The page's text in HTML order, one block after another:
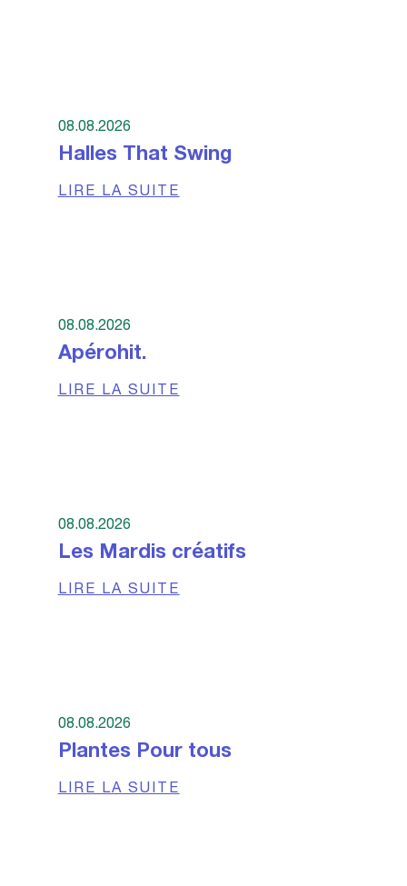
08.08.2026
Halles That Swing
LIRE LA SUITE
08.08.2026
Apérohit.
LIRE LA SUITE
08.08.2026
Les Mardis créatifs
LIRE LA SUITE
08.08.2026
Plantes Pour tous
LIRE LA SUITE